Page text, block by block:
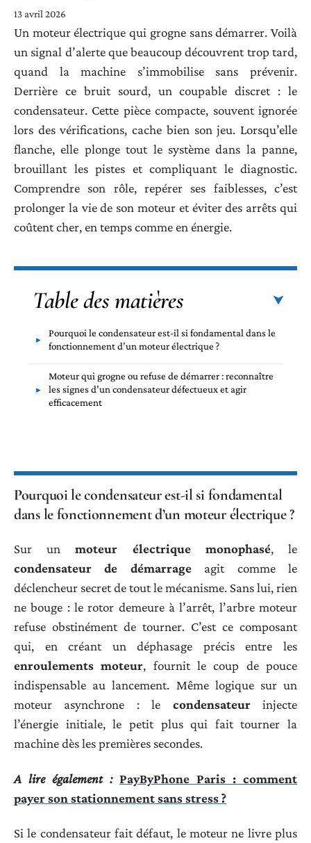
13 avril 2026
Un moteur électrique qui grogne sans démarrer. Voilà
un signal d’alerte que beaucoup découvrent trop tard,
quand la machine s’immobilise sans prévenir.
Derrière ce bruit sourd, un coupable discret : le
condensateur. Cette pièce compacte, souvent ignorée
lors des vérifications, cache bien son jeu. Lorsqu’elle
flanche, elle plonge tout le système dans la panne,
brouillant les pistes et compliquant le diagnostic.
Comprendre son rôle, repérer ses faiblesses, c’est
prolonger la vie de son moteur et éviter des arrêts qui
coûtent cher, en temps comme en énergie.
Table des matières
Pourquoi le condensateur est-il si fondamental dans le
fonctionnement d’un moteur électrique ?
Moteur qui grogne ou refuse de démarrer : reconnaître
les signes d’un condensateur défectueux et agir
efficacement
Pourquoi le condensateur est-il si fondamental
dans le fonctionnement d’un moteur électrique ?
Sur unmoteur électrique monophasé, le
condensateur de démarrageagit comme le
déclencheur secret de tout le mécanisme. Sans lui, rien
ne bouge : le rotor demeure à l’arrêt, l’arbre moteur
refuse obstinément de tourner. C’est ce composant
qui, en créant un déphasage précis entre les
enroulements moteur, fournit le coup de pouce
indispensable au lancement. Même logique sur un
moteur asynchrone : le condensateurinjecte
l’énergie initiale, le petit plus qui fait tourner la
machine dès les premières secondes.
A lire également : PayByPhone Paris : comment
payer son stationnement sans stress ?
Si le condensateur fait défaut, le moteur ne livre plus